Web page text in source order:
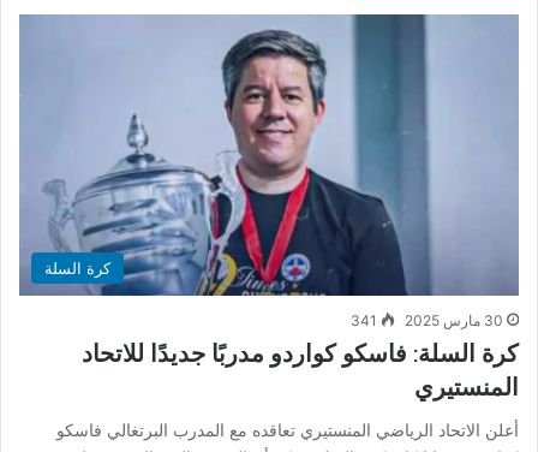
كرة السلة
30 مارس 2025 341
كرة السلة: فاسكو كواردو مدربًا جديدًا للاتحاد
المنستيري
أعلن الاتحاد الرياضي المنستيري تعاقده مع المدرب البرتغالي فاسكو